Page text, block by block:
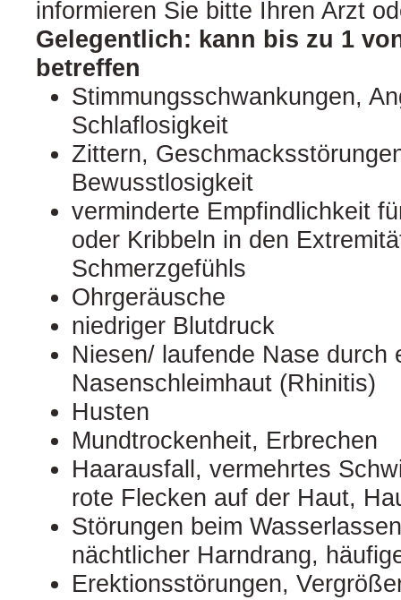
informieren Sie bitte Ihren Arzt
Gelegentlich: kann bis zu 1
betreffen
Stimmungsschwankungen,
Schlaflosigkeit
Zittern,
Bewusstlosigkeit
verminderte Empfindlichkeit
oder Kribbeln in den
Schmerzgefühls
Ohrgeräusche
niedriger Blutdruck
Niesen/ laufende Nase durch
Nasenschleimhaut (Rhinitis)
Husten
Mundtrockenheit, Erbrechen
Haarausfall, vermehrtes
rote Flecken auf der Haut,
Störungen beim
nächtlicher Harndrang,
Erektionsstörungen,